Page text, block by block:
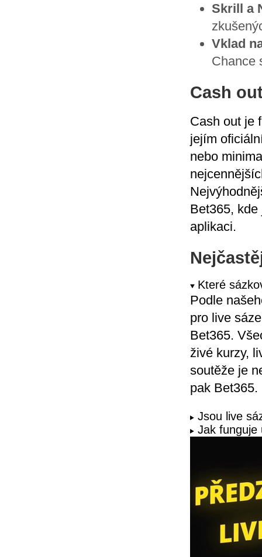
Skrill a
Vklad
Chance
Cash
Cash out je
jejím
nebo
Bet365,
aplikaci.
Které
Podle
pro live
Bet365.
živé kurzy,
soutěže je
pak Bet365.
Jsou live
Jak funguje